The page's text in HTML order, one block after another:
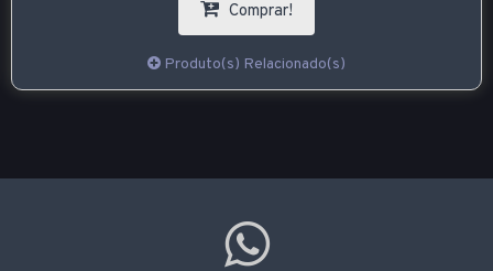
Comprar!
Produto(s) Relacionado(s)